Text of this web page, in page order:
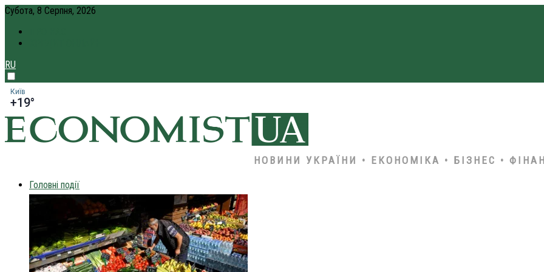
Субота, 8 Серпня, 2026
RU
Київ
+19°
НОВИНИ УКРАЇНИ • ЕКОНОМІКА • БІЗНЕС •
Головні події